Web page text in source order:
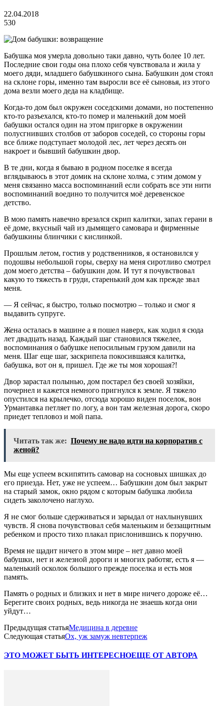
22.04.2018
530
Бабушка моя умерла довольно таки давно, чуть более 10 лет.
Последние свои годы она плохо себя чувствовала и жила у
моего дяди, младшего бабушкиного сына. Бабушкин дом стоял
на склоне горы, именно там выросли все её сыновья, из этого
дома везли моего деда на кладбище.
Когда-то дом был окружен соседскими домами, но постепенно
кто-то разъехался, кто-то помер и маленький дом моей
бабушки остался один на этом пригорке в окружении
полусгнивших столбов от заборов соседей, со стороны горы
все ближе подступает молодой лес, лет через десять он
накроет и бывший бабушкин двор.
В те дни, когда я бываю в родном поселке я всегда
вглядываюсь в этот домик на склоне холма, с этим домом у
меня связанно масса воспоминаний если собрать все эти нити
воспоминаний воедино то получится моё деревенское
детство.
В мою память навечно врезался скрип калитки, запах герани в
её доме, вкусный чай из дымящего самовара и фирменные
бабушкины блинчики с кислинкой.
Прошлым летом, гостив у родственников, я остановился у
подошвы небольшой горы, сверху на меня сиротливо смотрел
дом моего детства – бабушкин дом. И тут я почувствовал
какую то тяжесть в груди, старенький дом как прежде звал
меня.
— Я сейчас, я быстро, только посмотрю – только и смог я
выдавить супруге.
Жена осталась в машине а я пошел наверх, как ходил я сюда
лет двадцать назад. Каждый шаг становился тяжелее,
воспоминания о бабушке непосильным грузом давили на
меня. Шаг еще шаг, заскрипела покосившаяся калитка,
бабушка, вот он я, пришел. Где же ты моя хорошая?!
Двор зарастал полынью, дом постарел без своей хозяйки,
почернел и кажется немного пригнулся к земле. Я тяжело
опустился на крылечко, отсюда хорошо виден поселок, вон
Урмантавка петляет по логу, а вон там железная дорога, скоро
приедет тепловоз и мой папа.
Читать так же: Почему не надо идти на корпоратив с
женой?
Мы еще успеем вскипятить самовар на сосновых шишках до
его приезда. Нет, уже не успеем… Бабушкин дом был закрыт
на старый замок, окно рядом с которым бабушка любила
сидеть заколочено наглухо.
Я не смог больше сдерживаться и зарыдал от нахлынувших
чувств. Я снова почувствовал себя маленьким и беззащитным
ребенком и просто тихо плакал прислонившись к поручню.
Время не щадит ничего в этом мире – нет давно моей
бабушки, нет и железной дороги и многих работяг, есть я —
маленький осколок большого прежде поселка и есть моя
память.
Память о родных и близких и нет в мире ничего дороже её…
Берегите своих родных, ведь никогда не знаешь когда они
уйдут…
Предыдущая статьяМедицина в деревне
Следующая статьяОх, уж замуж невтерпеж
ЭТО МОЖЕТ БЫТЬ ИНТЕРЕСНОЕЩЕ ОТ АВТОРА